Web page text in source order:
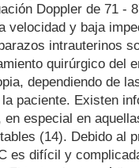
Doppler de 71 -
velocidad y baja
intrauterinos
quirúrgico del
dependiendo de
paciente. Existen
especial en
(14). Debido al
es difícil y